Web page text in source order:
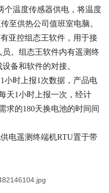
个温度传感器供电，将温度
至供热公司值班室电脑。
控组态王软件，用于接
。组态王软件内有遥测终
备和软件的对接。
时上报1次数据，产品电
天1小时上报一次，经计
求的180天换电池的时间间
遥测终端机RTU置于带